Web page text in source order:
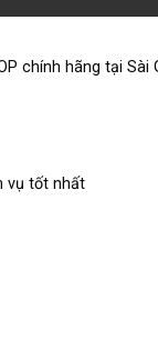
chính hãng tại Sài
vụ tốt nhất